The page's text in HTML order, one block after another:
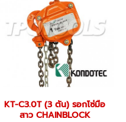
KT-C3.0T (3 ตัน) รอกโซ่มือ
สาว CHAINBLOCK